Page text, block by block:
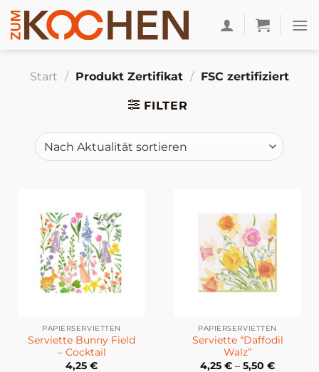
Zum
Inhalt
springen
Start / Produkt Zertifikat / FSC zertifiziert
FILTER
PAPIERSERVIETTEN
Serviette Bunny Field
– Cocktail
4,25 €
PAPIERSERVIETTEN
Serviette “Daffodil
Walz”
4,25 € – 5,50 €